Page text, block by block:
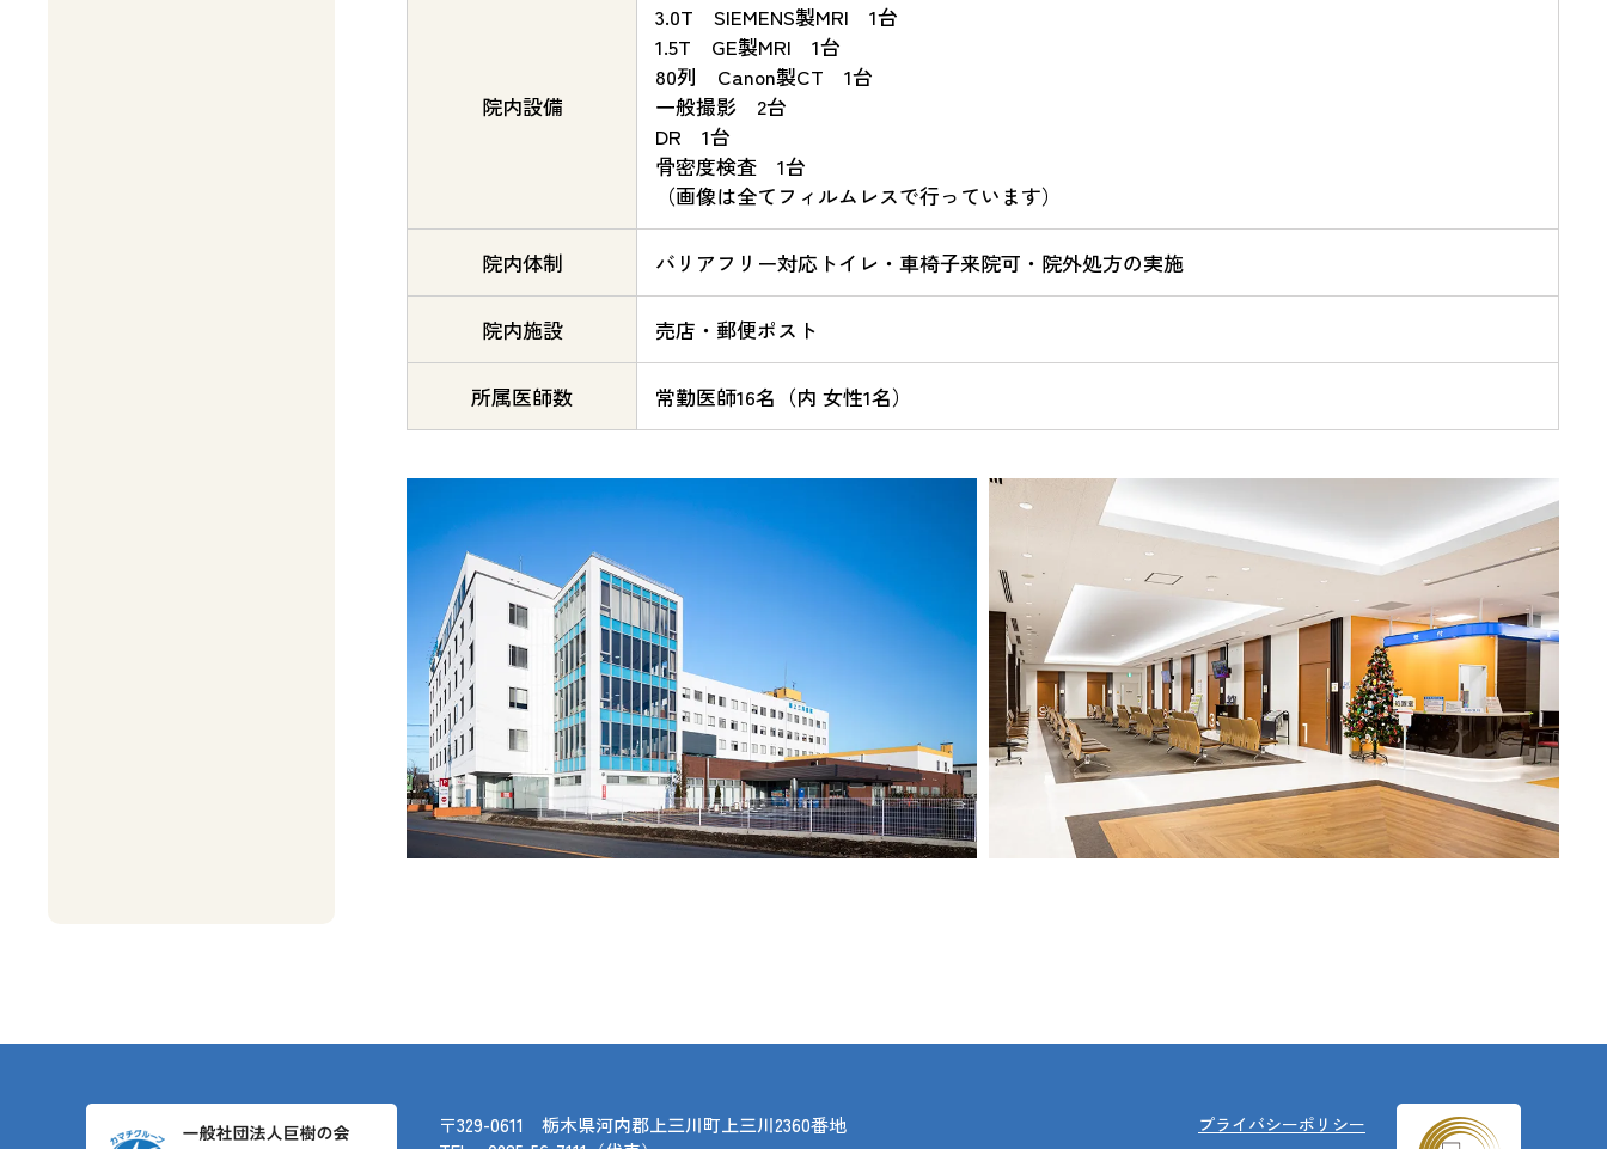
院内設備
3.0T SIEMENS製MRI 1台
1.5T GE製MRI 1台
80列 Canon製CT 1台
一般撮影 2台
DR 1台
骨密度検査 1台
（画像は全てフィルムレスで行っています）
院内体制 バリアフリー対応トイレ・車椅子来院可・院外処方の実施
院内施設 売店・郵便ポスト
所属医師数 常勤医師16名（内 女性1名）
〒329-0611 栃木県河内郡上三川町上三川2360番地
プライバシーポリシー